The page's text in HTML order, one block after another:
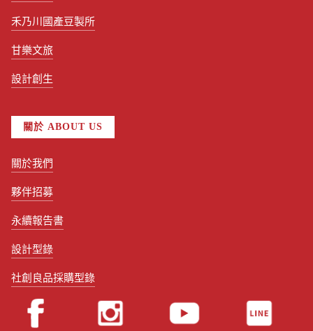
禾乃川國產豆製所
甘樂文旅
設計創生
關於 ABOUT US
關於我們
夥伴招募
永續報告書
設計型錄
社創良品採購型錄